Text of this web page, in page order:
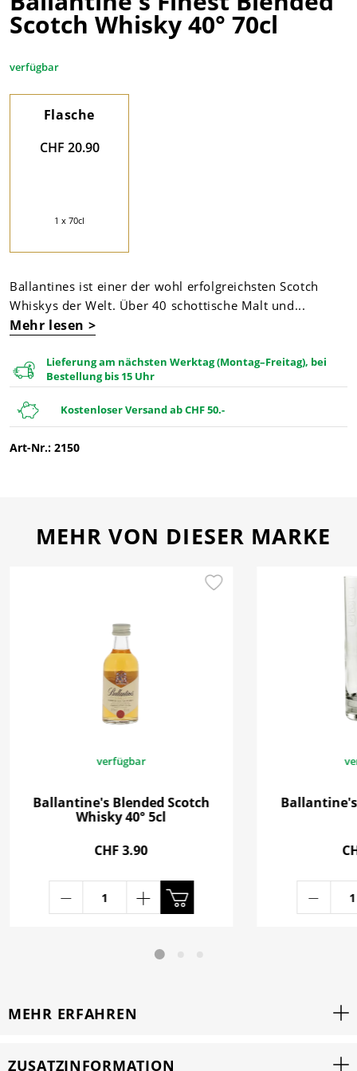
Scotch Whisky 40° 70cl
verfügbar
Flasche
CHF 20.90
1 x 70cl
Ballantines ist einer der wohl erfolgreichsten Scotch
Whiskys der Welt. Über 40 schottische Malt und...
Mehr lesen >
Lieferung am nächsten Werktag (Montag–Freitag), bei
Bestellung bis 15 Uhr
Kostenloser Versand ab CHF 50.-
Art-Nr.: 2150
MEHR VON DIESER MARKE
verfügbar
Ballantine's Blended Scotch
Whisky 40° 5cl
CHF 3.90
MEHR ERFAHREN
ZUSATZINFORMATION